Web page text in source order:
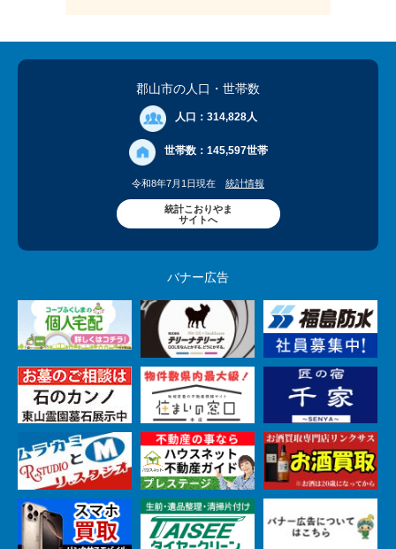
郡山市の人口 ・世帯数
人口： 314,828人
世帯数： 145,597世帯
令和8年7月1日現在 統計情報
統計こおりやま
サイトへ
バナー広告